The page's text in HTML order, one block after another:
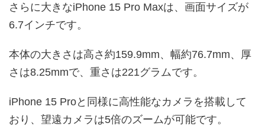
さらに大きなiPhone 15 Pro Maxは、画面サイズが
6.7インチです。
本体の大きさは高さ約159.9mm、幅約76.7mm、厚
さは8.25mmで、重さは221グラムです。
iPhone 15 Proと同様に高性能なカメラを搭載して
おり、望遠カメラは5倍のズームが可能です。